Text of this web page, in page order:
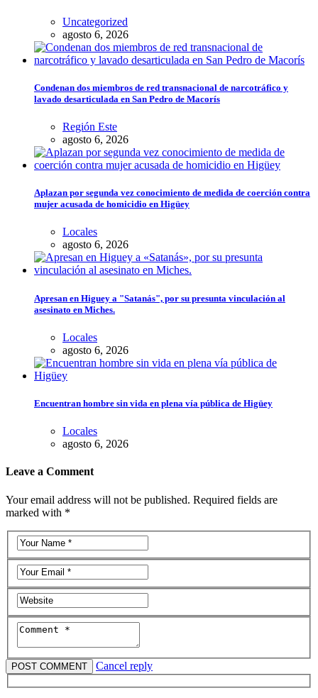
Uncategorized
agosto 6, 2026
Condenan dos miembros de red transnacional de narcotráfico y
lavado desarticulada en San Pedro de Macorís
Región Este
agosto 6, 2026
Aplazan por segunda vez conocimiento de medida de coerción contra
mujer acusada de homicidio en Higüey
Locales
agosto 6, 2026
Apresan en Higuey a "Satanás", por su presunta vinculación al
asesinato en Miches.
Locales
agosto 6, 2026
Encuentran hombre sin vida en plena vía pública de Higüey
Locales
agosto 6, 2026
Leave a Comment
Your email address will not be published. Required fields are
marked with *
Cancel reply